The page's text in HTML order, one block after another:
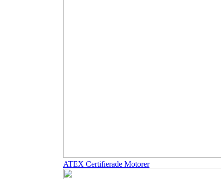
ATEX Certifierade Motorer